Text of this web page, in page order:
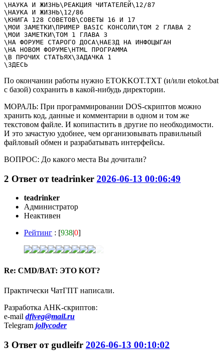
\НАУКА И ЖИЗНЬ\РЕАКЦИЯ ЧИТАТЕЛЕЙ\12/87
\НАУКА И ЖИЗНЬ\12/86
\КНИГА 128 СОВЕТОВ\СОВЕТЫ 16 И 17
\МОИ ЗАМЕТКИ\ПРИМЕР BASIC КОНСОЛИ\ТОМ 2 ГЛАВА 2
\МОИ ЗАМЕТКИ\ТОМ 1 ГЛАВА 3
\НА ФОРУМЕ СТАРОГО ДОСА\НАЕЗД НА ИНФОЦЫГАН
\НА НОВОМ ФОРУМЕ\HTML ПРОГРАММА
\В ПРОЧИХ СТАТЬЯХ\ЗАДАЧКА 1
\ЗДЕСЬ
По окончании работы нужно ETOKKOT.TXT (и/или etokot.bat
c базой) сохранить в какой-нибудь директории.
МОРАЛЬ: При программировании DOS-скриптов можно
хранить код, данные и комментарии в одном и том же
текстовом файле. И копипастить в другие по необходимости.
И это зачастую удобнее, чем организовывать правильный
файловый обмен и разрабатывать интерфейсы.
ВОПРОС: До какого места Вы дочитали?
2 Ответ отteadrinker 2026-06-13 00:06:49
teadrinker
Администратор
Неактивен
Рейтинг : [938|0]
Re: CMD/BAT: ЭТО КОТ?
Практически ЧатГПТ написали.
Разработка AHK-скриптов:
e-mail dfiveg@mail.ru
Telegram jollycoder
3 Ответ отgudleifr 2026-06-13 00:10:02